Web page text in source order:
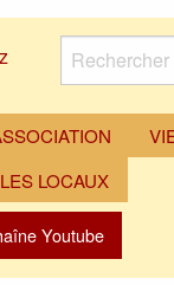
Rechercher
LOCAUX
Youtube